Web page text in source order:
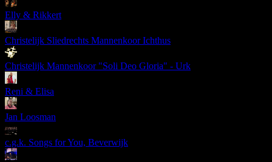
Elly & Rikkert
Christelijk Sliedrechts Mannenkoor Ichthus
Christelijk Mannenkoor "Soli Deo Gloria" - Urk
Reni & Elisa
Jan Loosman
c.g.k. Songs for You, Beverwijk